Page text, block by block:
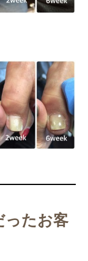
ったお客